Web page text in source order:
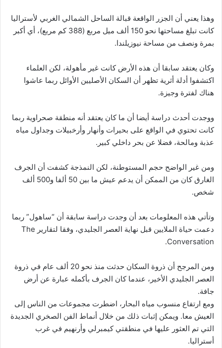
وهذا يعني أن الجزر الواقعة قبالة الساحل الشمالي الغربي لأستراليا
كانت تبلغ مساحتها نحو 150 ألف ميل مربع (388 كم مربع)، أي أكبر
بمرة ونصف من مساحة نيوزيلندا.
وكان يعتقد سابقا أن هذه الأرض كانت غير مأهولة، لكن العلماء
اكتشفوا أدلة أثرية تظهر أن السكان الأصليين الأوائل ربما عاشوا
هناك لفترة وجيزة.
ووجدت أحدث دراسة أيضا أن ما كان يعتقد أنه منطقة صحراوية ربما
كانت تحتوي في الواقع على بحيرات وأنهار وأرخبيلات وجداول مياه
عذبة ومالحة، فضلا عن بحر داخلي كبير.
ومن غير الواضح حجم المستوطنة، لكن النمذجة كشفت أن الجرف
الغارق كان من الممكن أن يدعم عيش ما بين 50 ألفا و500 ألف
شخص.
وتأتي هذه المعلومات بعد أن وجدت دراسة سابقة أن “ساهول” ربما
دعمت حياة الملايين قبل نهاية العصر الجليدي، وفقا لتقارير The
Conversation.
ومن المرجح أن ذروة السكان حدثت منذ نحو 20 ألف عام في ذروة
العصر الجليدي الأخير، عندما كان الجرف بأكمله عبارة عن أرض
جافة.
ومع ارتفاع منسوب مياه البحار، اضطرت مجموعات من الناس إلى
العيش معا. ويمكن إثبات ذلك من خلال أنماط الفن الصخري الجديدة
التي تم العثور عليها في منطقتي كيمبرلي وأرنهيم في غرب
أستراليا.